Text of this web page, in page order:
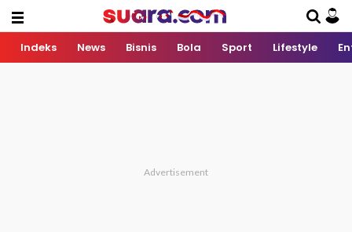
Indeks News Bisnis Bola Sport Lifestyle